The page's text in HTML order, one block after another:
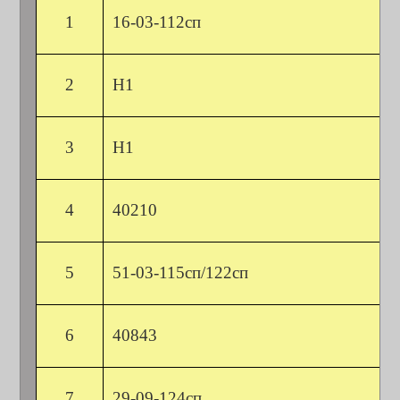
1 16-03-112сп
2 Н1
3 Н1
4 40210
5 51-03-115сп/122сп
6 40843